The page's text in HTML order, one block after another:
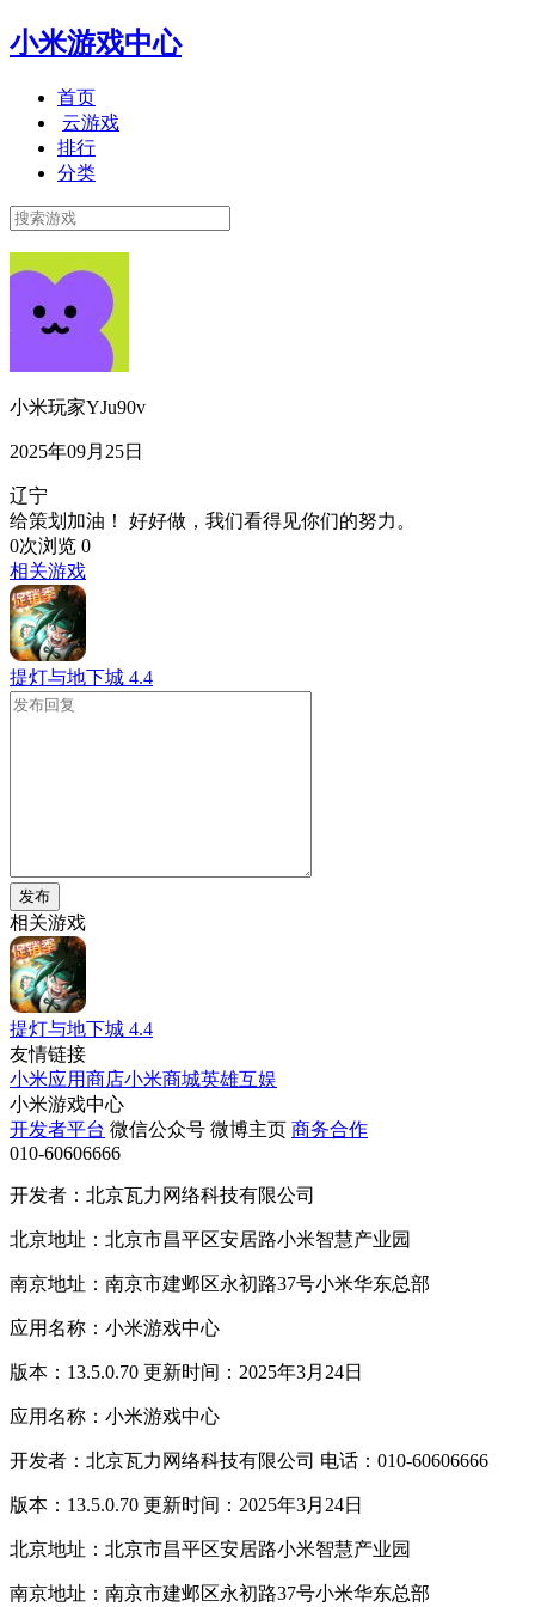
小米游戏中心
首页
云游戏
排行
分类
小米玩家YJu90v
2025年09月25日
辽宁
给策划加油！ 好好做，我们看得见你们的努力。
0次浏览 0
相关游戏
提灯与地下城 4.4
发布
相关游戏
提灯与地下城 4.4
友情链接
小米应用商店小米商城英雄互娱
小米游戏中心
开发者平台 微信公众号 微博主页 商务合作
010-60606666
开发者：北京瓦力网络科技有限公司
北京地址：北京市昌平区安居路小米智慧产业园
南京地址：南京市建邺区永初路37号小米华东总部
应用名称：小米游戏中心
版本：13.5.0.70 更新时间：2025年3月24日
应用名称：小米游戏中心
开发者：北京瓦力网络科技有限公司 电话：010-60606666
版本：13.5.0.70 更新时间：2025年3月24日
北京地址：北京市昌平区安居路小米智慧产业园
南京地址：南京市建邺区永初路37号小米华东总部